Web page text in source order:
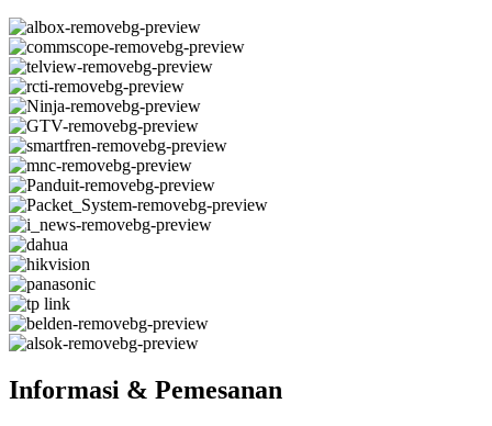
Informasi & Pemesanan